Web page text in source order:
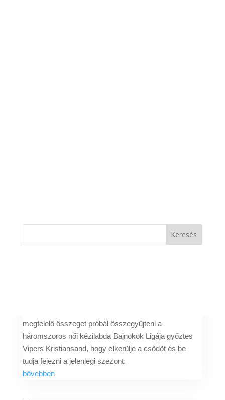
megfelelő összeget próbál összegyűjteni a
háromszoros női kézilabda Bajnokok Ligája győztes
Vipers Kristiansand, hogy elkerülje a csődöt és be
tudja fejezni a jelenlegi szezont.
bővebben